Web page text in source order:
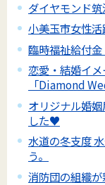
ダイヤモンド筑
小美玉市女性
臨時福祉給付
恋愛・結婚イ
「Diamond
オリジナル婚
した♥
水道の冬支度
う。
消防団の組織